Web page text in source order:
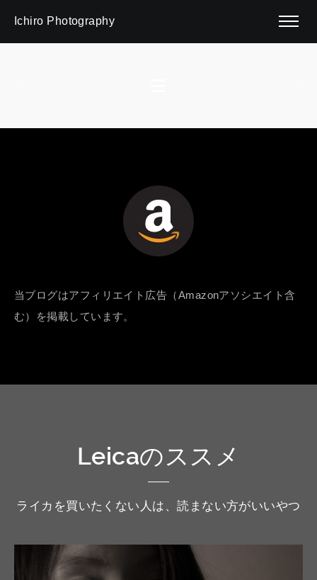
Ichiro Photography
当ブログはアフィリエイト広告（Amazonアソシエイト含
む）を掲載しています。
Leicaのススメ
ライカを買いたくない人は、読まない方がいいやつ